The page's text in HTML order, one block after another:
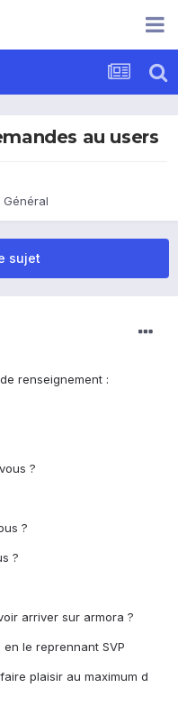
au users
sujet
renseignement :
?
?
?
arriver sur armora ?
le reprennant SVP
plaisir au maximum d